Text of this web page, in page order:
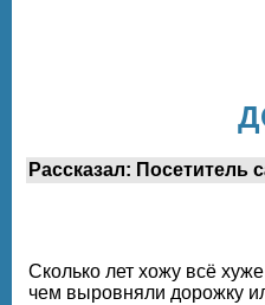
Рассказал: Посетитель
Сколько лет хожу всë
чем выровняли дорожку